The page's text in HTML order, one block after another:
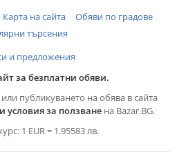
Карта на сайта
Обяви по градове
търсения
и предложения
за безплатни обяви.
публикуването на обява в сайта
условия за ползване на Bazar.BG.
1 EUR = 1.95583 лв.